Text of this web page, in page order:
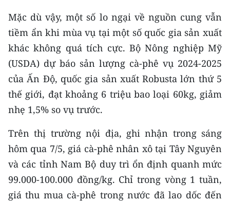
Đồng bằng sông Cửu Long
Chuyên trang Hà Nội
Chuyên trang TP. Hồ Chí Minh
CHUYÊN ĐỀ
CÁC CHUYÊN TRANG
VỀ BÁO NHÂN DÂN
THỜI NAY
NHÂN DÂN CUỐI TUẦN
Mặc dù vậy, một số lo ngại về nguồn cung vẫn
tiềm ẩn khi mùa vụ tại một số quốc gia sản xuất
khác không quá tích cực. Bộ Nông nghiệp Mỹ
(USDA) dự báo sản lượng cà-phê vụ 2024-2025
của Ấn Độ, quốc gia sản xuất Robusta lớn thứ 5
thế giới, đạt khoảng 6 triệu bao loại 60kg, giảm
nhẹ 1,5% so vụ trước.
Trên thị trường nội địa, ghi nhận trong sáng
hôm qua 7/5, giá cà-phê nhân xô tại Tây Nguyên
và các tỉnh Nam Bộ duy trì ổn định quanh mức
99.000-100.000 đồng/kg. Chỉ trong vòng 1 tuần,
giá thu mua cà-phê trong nước đã lao dốc đến